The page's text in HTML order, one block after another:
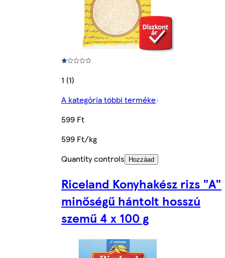
1 (1)
A kategória többi terméke
599 Ft
599 Ft/kg
Quantity controls
Hozzáad
Riceland Konyhakész rizs "A"
minőségű hántolt hosszú
szemű 4 x 100 g